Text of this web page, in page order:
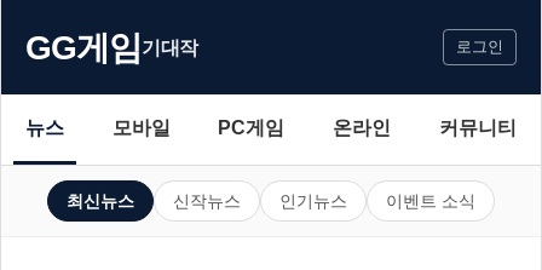
GG게임기대작 로그인
뉴스 모바일 PC게임 온라인 커뮤니티
최신뉴스 신작뉴스 인기뉴스 이벤트 소식